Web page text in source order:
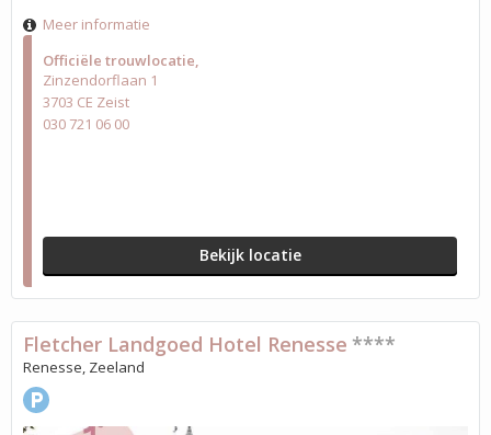
Officiële trouwlocatie
Zinzendorflaan 1
3703 CE Zeist
030 721 06 00
Bekijk locatie
Meer informatie
Fletcher Landgoed Hotel Renesse ****
Renesse, Zeeland